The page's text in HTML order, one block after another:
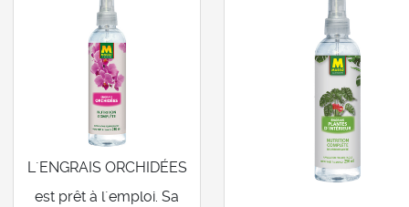
L´ENGRAIS ORCHIDÉES
est prêt à l´emploi. Sa